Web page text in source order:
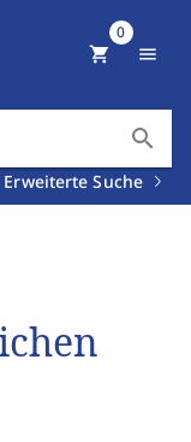
search
Erweiterte Suche
shopping_cart
0
menu